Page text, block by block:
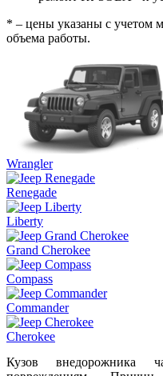
* – цены указаны с учетом
объема работы.
Wrangler
Renegade
Liberty
Grand Cherokee
Compass
Commander
Cherokee
Кузов внедорожника